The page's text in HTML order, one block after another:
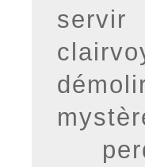
servir